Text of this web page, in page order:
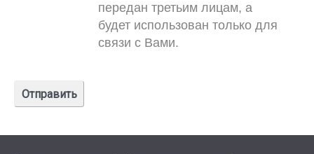
передан третьим лицам, а
будет использован только для
связи с Вами.